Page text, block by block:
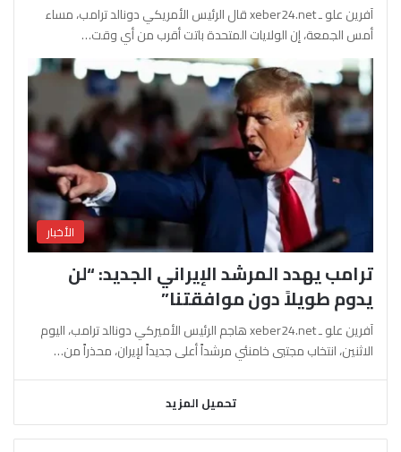
آفرين علو ـ xeber24.net قال الرئيس الأمريكي دونالد ترامب، مساء
أمس الجمعة، إن الولايات المتحدة باتت أقرب من أي وقت…
الأخبار
ترامب يهدد المرشد الإيراني الجديد: “لن
يدوم طويلاً دون موافقتنا”
آفرين علو ـ xeber24.net هاجم الرئيس الأميركي دونالد ترامب، اليوم
الاثنين، انتخاب مجتبى خامنئي مرشداً أعلى جديداً لإيران، محذراً من…
تحميل المزيد